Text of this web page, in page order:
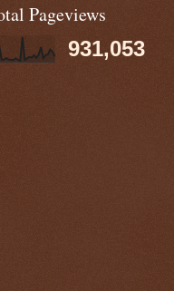
Pageviews
931,053